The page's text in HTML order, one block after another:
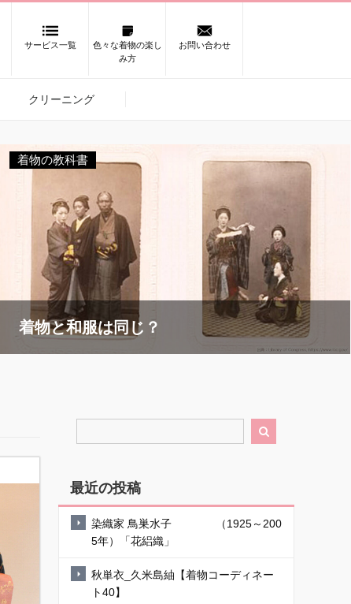
サービス一覧
色々な着物の楽し
み方
お問い合わせ
クリーニング
着物の教科書
着物と和服は同じ？

最近の投稿
染織家 鳥巣水子 （1925～200
5年）「花絽織」
秋単衣_久米島紬【着物コーディネー
ト40】